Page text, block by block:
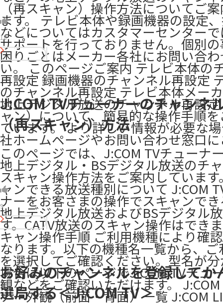
（再スキャン）操作方法についてご
ます。 テレビ本体や録画機器の設定
などについてはカスタマーセンター
サポートを行っておりません。個別
困りごとはメーカー各社にお問い合
い。 このページご案内 テレビ本体の
再設定 録画機器のチャンネル再設定
のチャンネル再設定 テレビ本体メー
地上デジタル放送のチャンネル再設
ャン）について、簡易的な操作手順
ています。 より詳しい情報が必要な
社ホームページやお問い合わせ窓口
18
J:COM TVチューナーのチャンネ
（再スキャン）方法
このページでは、J:COM TVチューナ
地上デジタル・BSデジタル放送のチ
スキャン操作方法をご案内していま
ャンできる放送種別について J:COM
ナーをお客さまの操作でスキャンで
地上デジタル放送およびBSデジタル
す。CATV放送のスキャン操作はでき
キャン操作手順 ご利用機種により確
なります。以下の機種名一覧から、
を選択してご確認ください。型名が
場合は以下のページでJ:COM TVチュ
観などをご確認いただけます。
ナー外観（前面・背面）一覧 J:COM
9
お好みのチャンネルを登録してか
選局する＜J:COM TV＞